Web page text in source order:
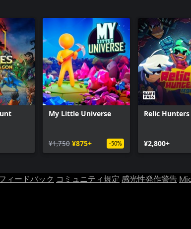
My Little Universe
¥1,750 ¥875+ -50%
Relic
¥2,800+
ィードバック コミュニティ規定 感光性発作警告